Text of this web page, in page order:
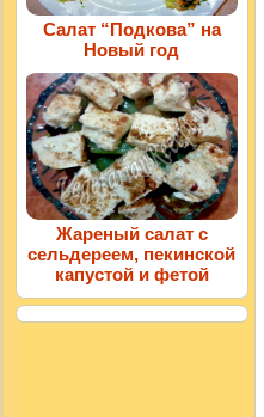
Салат “Подкова” на
Новый год
Жареный салат с
сельдереем, пекинской
капустой и фетой